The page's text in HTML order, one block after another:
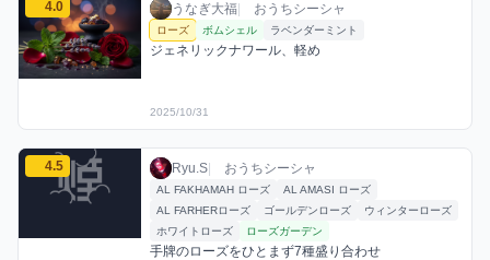
4.0 うなぎ大福 / おうちシーシャ / 2025年10月
うなぎ大福| おうちシーシャ
利用フレーバー
ローズ ボムシェル ラベンダーミント
コメント
ジェネリックナワール、軽め
評価
2025/10/31
Ryu.Sのローズミックスを見る
4.5 Ryu.S / おうちシーシャ / 2025年10月28日
Ryu.S| おうちシーシャ
利用フレーバー
AL FAKHAMAH ローズ
AL AMASI ローズ
AL FARHERローズ
ゴールデンローズ
ウィンターローズ
ホワイトローズ
ローズガーデン
コメント
手牌のローズをひとまず7種盛り合わせ
評価